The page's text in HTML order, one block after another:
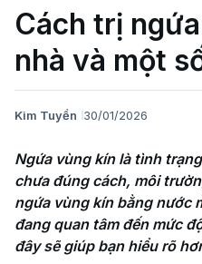
Cách trị
nhà và một
Kim Tuyền 30/01/2026
Ngứa vùng kín là tình
chưa đúng cách, môi
ngứa vùng kín bằng nước
đang quan tâm đến mức
đây sẽ giúp bạn hiểu rõ